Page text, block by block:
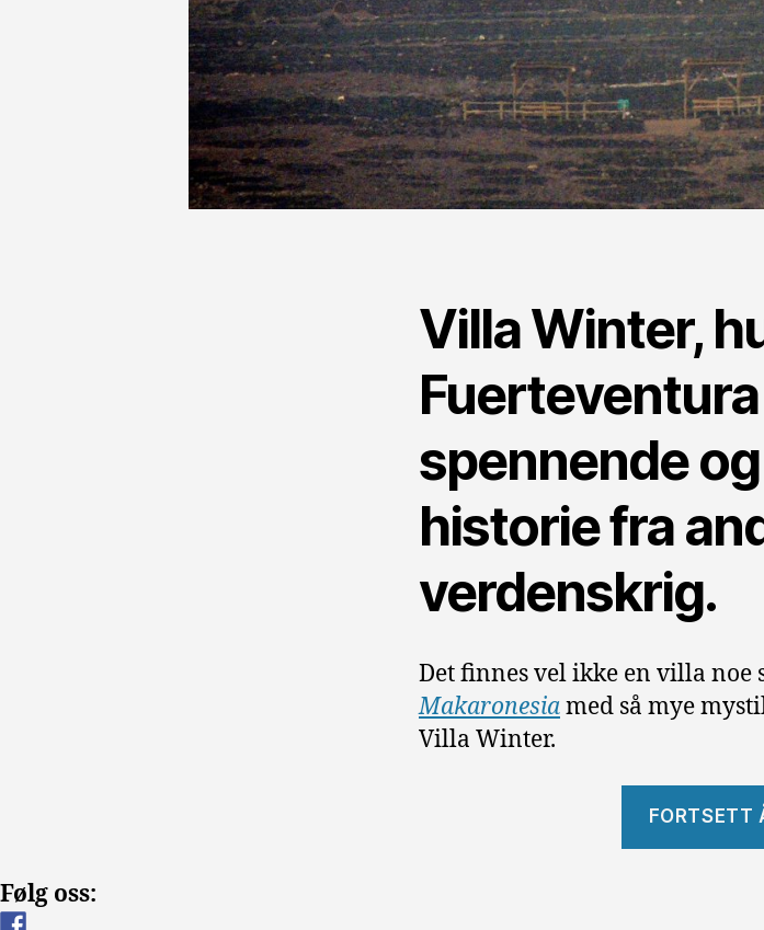
Villa Winter,
spennende
historie fra
verdenskrig.
Det finnes vel ikke en villa noe
Makaronesiamed så mye
Villa Winter.
FORTSETT
Følg oss: